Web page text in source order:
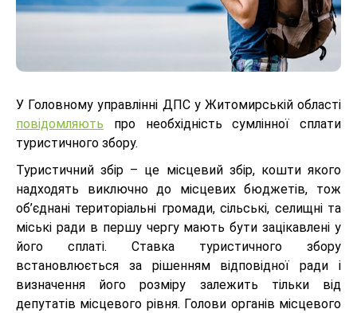
У Головному управлінні ДПС у Житомирській області
повідомляють про необхідність сумлінної сплати
туристичного збору.
Туристичний збір – це місцевий збір, кошти якого
надходять виключно до місцевих бюджетів, тож
об’єднані територіальні громади, сільські, селищні та
міські ради в першу чергу мають бути зацікавлені у
його сплаті. Ставка туристичного збору
встановлюється за рішенням відповідної ради і
визначення його розміру залежить тільки від
депутатів місцевого рівня. Голови органів місцевого